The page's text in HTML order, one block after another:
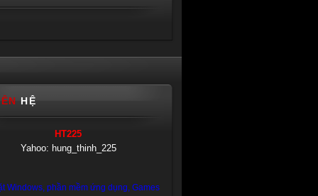
HỆ
HT225
Yahoo: hung_thinh_225
Windows, phần mềm ứng dụng, Games